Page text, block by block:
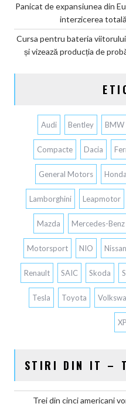
Panicat de expansiunea din
interzicerea
Cursa pentru bateria
și vizează producția de
Audi Bentley BMW
Compacte Dacia
General Motors Honda
Lamborghini Leapmotor
Mazda Mercedes-Benz
Motorsport NIO Nissan
Renault SAIC Skoda
Tesla Toyota
STIRI DIN IT –
Trei din cinci americani